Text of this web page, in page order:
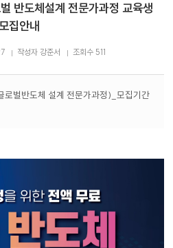
반도체설계 전문가과정 교육생
모집안내
작성자 강준서 조회수 511
벌반도체 설계 전문가과정)_모집기간